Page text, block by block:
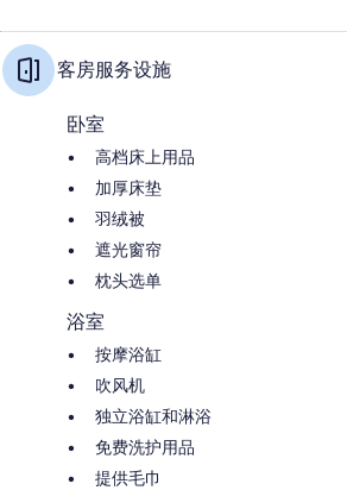
客房服务设施
卧室
高档床上用品
加厚床垫
羽绒被
遮光窗帘
枕头选单
浴室
按摩浴缸
吹风机
独立浴缸和淋浴
免费洗护用品
提供毛巾